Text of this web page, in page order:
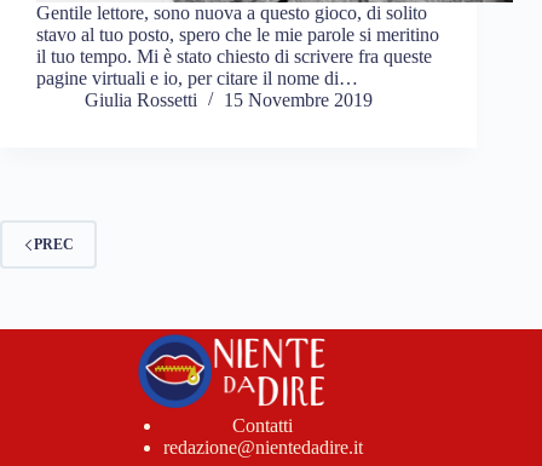
Gentile lettore, sono nuova a questo gioco, di solito
stavo al tuo posto, spero che le mie parole si meritino
il tuo tempo. Mi è stato chiesto di scrivere fra queste
pagine virtuali e io, per citare il nome di…
Giulia Rossetti
15 Novembre 2019
PREC
Contatti
redazione@nientedadire.it